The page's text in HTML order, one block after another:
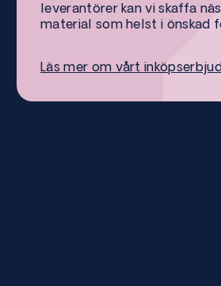
leverantörer kan vi skaffa
material som helst i önskad
Läs mer om vårt